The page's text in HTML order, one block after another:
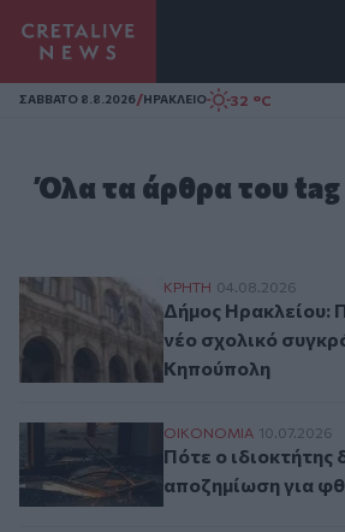
Homepage
ΣAΒΒΑΤΟ 8.8.2026/ΗΡΑΚΛΕΙΟ 32 °C
Όλα τα άρθρα του tag
Δήμος Ηρακλείου:
ΚΡΗΤΗ 04.08.2026
Δήμος Ηρακλείου:
νέο σχολικό
Κηπούπολη
Πότε ο ιδιοκτήτης
ΟΙΚΟΝΟΜΙΑ 10.07.2026
Πότε ο ιδιοκτήτης
αποζημίωση για